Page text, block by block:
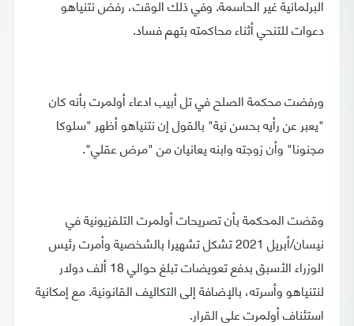
البرلمانية غير الحاسمة. وفي ذلك الوقت، رفض نتنياهو
دعوات للتنحي أثناء محاكمته بتهم فساد.
ورفضت محكمة الصلح في تل أبيب ادعاء أولمرت بأنه كان
"يعبر عن رأيه بحسن نية" بالقول إن نتنياهو أظهر "سلوكا
مجنونا" وأن زوجته وابنه يعانيان من "مرض عقلي".
وقضت المحكمة بأن تصريحات أولمرت التلفزيونية في
نيسان/أبريل 2021 تشكل تشهيرا بالشخصية وأمرت رئيس
الوزراء الأسبق بدفع تعويضات تبلغ حوالي 18 ألف دولار
لنتنياهو وأسرته، بالإضافة إلى التكاليف القانونية. مع إمكانية
استئناف أولمرت على القرار.